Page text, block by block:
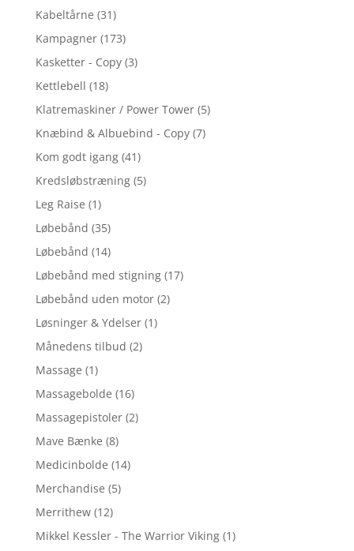
Kabeltårne (31)
Kampagner (173)
Kasketter - Copy (3)
Kettlebell (18)
Klatremaskiner / Power Tower (5)
Knæbind & Albuebind - Copy (7)
Kom godt igang (41)
Kredsløbstræning (5)
Leg Raise (1)
Løbebånd (35)
Løbebånd (14)
Løbebånd med stigning (17)
Løbebånd uden motor (2)
Løsninger & Ydelser (1)
Månedens tilbud (2)
Massage (1)
Massagebolde (16)
Massagepistoler (2)
Mave Bænke (8)
Medicinbolde (14)
Merchandise (5)
Merrithew (12)
Mikkel Kessler - The Warrior Viking (1)